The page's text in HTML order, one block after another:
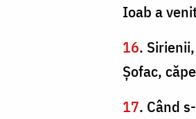
Ioab a
16.
Şofac,
17. Când